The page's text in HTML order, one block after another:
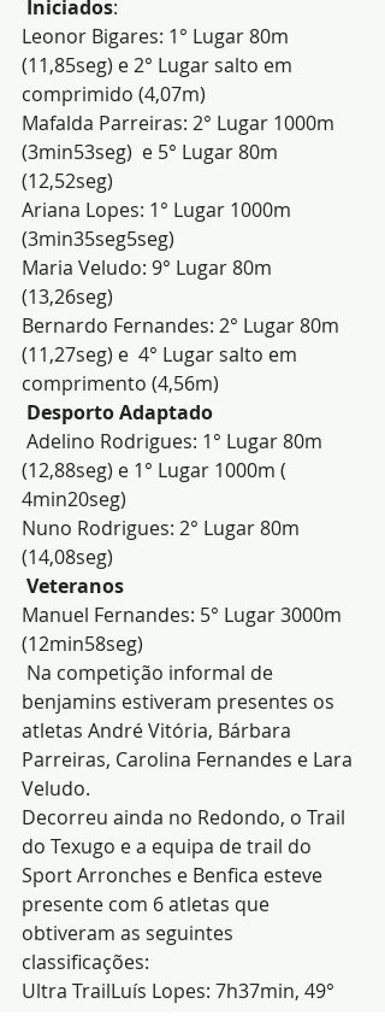
Iniciados:
Leonor Bigares: 1° Lugar 80m
(11,85seg) e 2° Lugar salto em
comprimido (4,07m)
Mafalda Parreiras: 2° Lugar 1000m
(3min53seg)  e 5° Lugar 80m
(12,52seg)
Ariana Lopes: 1° Lugar 1000m
(3min35seg5seg)
Maria Veludo: 9° Lugar 80m
(13,26seg)
Bernardo Fernandes: 2° Lugar 80m
(11,27seg) e  4° Lugar salto em
comprimento (4,56m)
Desporto Adaptado
Adelino Rodrigues: 1° Lugar 80m
(12,88seg) e 1° Lugar 1000m (
4min20seg)
Nuno Rodrigues: 2° Lugar 80m
(14,08seg)
Veteranos
Manuel Fernandes: 5° Lugar 3000m
(12min58seg)
Na competição informal de
benjamins estiveram presentes os
atletas André Vitória, Bárbara
Parreiras, Carolina Fernandes e Lara
Veludo.
Decorreu ainda no Redondo, o Trail
do Texugo e a equipa de trail do
Sport Arronches e Benfica esteve
presente com 6 atletas que
obtiveram as seguintes
classificações:
Ultra TrailLuís Lopes: 7h37min, 49°